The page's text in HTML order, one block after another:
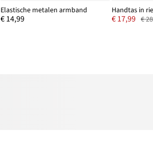
Elastische metalen armband
€ 14,99 € 17,99 €